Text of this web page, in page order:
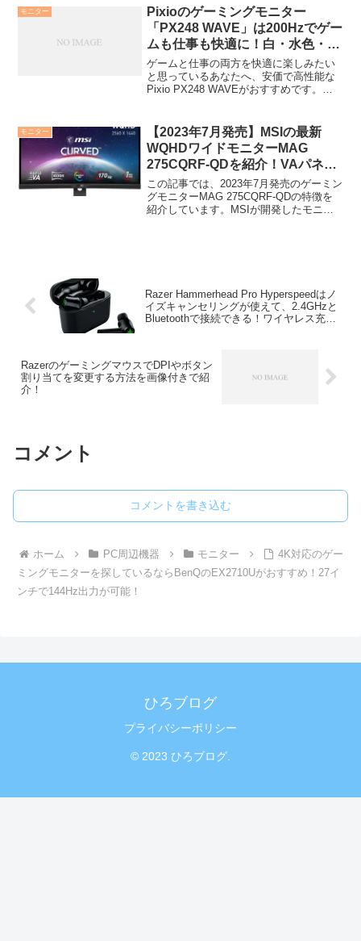
とめています。驚きの滑らかな映像を...
モニター
Pixioのゲーミングモニター
「PX248 WAVE」は200Hzでゲー
ムも仕事も快適に！白・水色・ピ
ンクもある！
ゲームと仕事の両方を快適に楽しみたい
と思っているあなたへ、安価で高性能な
Pixio PX248 WAVEがおすすめです。以
リフレッシュレートで、ゲームの映像が
滑らか...
モニター
【2023年7月発売】MSIの最新
WQHDワイドモニターMAG
275CQRF-QDを紹介！VAパネル
で120Hz以上出せる！
この記事では、2023年7月発売のゲーミン
グモニターMAG 275CQRF-QDの特徴を
紹介しています。MSIが開発したモニタ
Razer Hammerhead Pro Hyperspeedはノ
イズキャンセリングが使えて、2.4GHzと
Bluetoothで接続できる！ワイヤレス充電
RazerのゲーミングマウスでDPIやボタン
割り当てを変更する方法を画像付きで紹
介！
コメント
コメントを書き込む
ホーム PC周辺機器 モニター
4K対応のゲー
ミングモニターを探しているならBenQのEX2710Uがおすすめ！27イ
ンチで144Hz出力が可能！
ひろブログ
プライバシーポリシー
© 2023 ひろブログ.